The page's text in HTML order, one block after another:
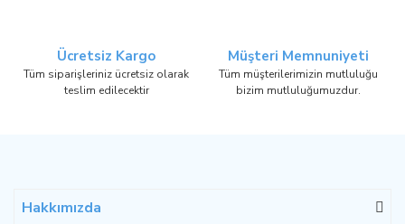
Ücretsiz Kargo
Tüm siparişleriniz ücretsiz olarak
teslim edilecektir
Müşteri Memnuniyeti
Tüm müşterilerimizin mutluluğu
bizim mutluluğumuzdur.
Hakkımızda